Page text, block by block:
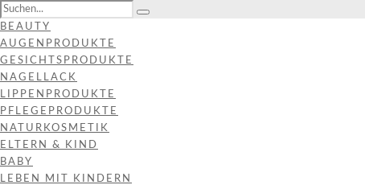
BEAUTY
AUGENPRODUKTE
GESICHTSPRODUKTE
NAGELLACK
LIPPENPRODUKTE
PFLEGEPRODUKTE
NATURKOSMETIK
ELTERN & KIND
BABY
LEBEN MIT KINDERN